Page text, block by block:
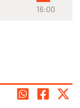
16:00